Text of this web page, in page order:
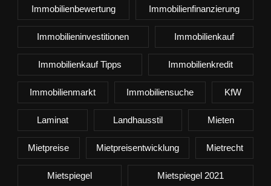
Immobilienbewertung Immobilienfinanzierung
Immobilieninvestitionen Immobilienkauf
Immobilienkauf Tipps Immobilienkredit
Immobilienmarkt Immobiliensuche KfW
Laminat Landhausstil Mieten
Mietpreise Mietpreisentwicklung Mietrecht
Mietspiegel Mietspiegel 2021